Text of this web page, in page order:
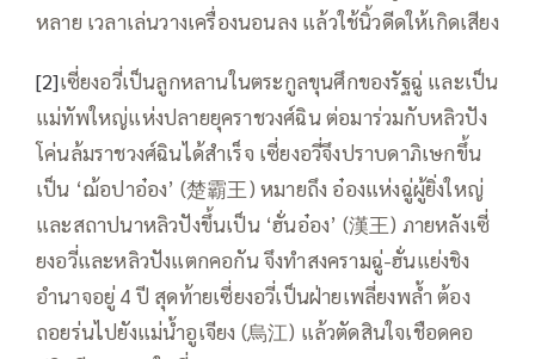
หลาย เวลาเล่นวางเครื่องนอนลง แล้วใช้นิ้วดีดให้เกิดเสียง
[2]เซี่ยงอวี่เป็นลูกหลานในตระกูลขุนศึกของรัฐฉู่ และเป็น
แม่ทัพใหญ่แห่งปลายยุคราชวงศ์ฉิน ต่อมาร่วมกับหลิวปัง
โค่นล้มราชวงศ์ฉินได้สำเร็จ เซี่ยงอวี่จึงปราบดาภิเษกขึ้น
เป็น ‘ฌ้อปาอ๋อง’ (楚霸王) หมายถึง อ๋องแห่งฉู่ผู้ยิ่งใหญ่
และสถาปนาหลิวปังขึ้นเป็น ‘ฮั่นอ๋อง’ (漢王) ภายหลังเซี่
ยงอวี่และหลิวปังแตกคอกัน จึงทำสงครามฉู่-ฮั่นแย่งชิง
อำนาจอยู่ 4 ปี สุดท้ายเซี่ยงอวี่เป็นฝ่ายเพลี่ยงพล้ำ ต้อง
ถอยร่นไปยังแม่น้ำอูเจียง (烏江) แล้วตัดสินใจเชือดคอ